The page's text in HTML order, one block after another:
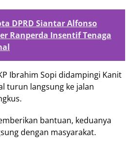
DPRD Siantar Alfonso
Ranperda Insentif Tenaga
Ibrahim Sopi didampingi Kanit
turun langsung ke jalan
bantuan, keduanya
dengan masyarakat.